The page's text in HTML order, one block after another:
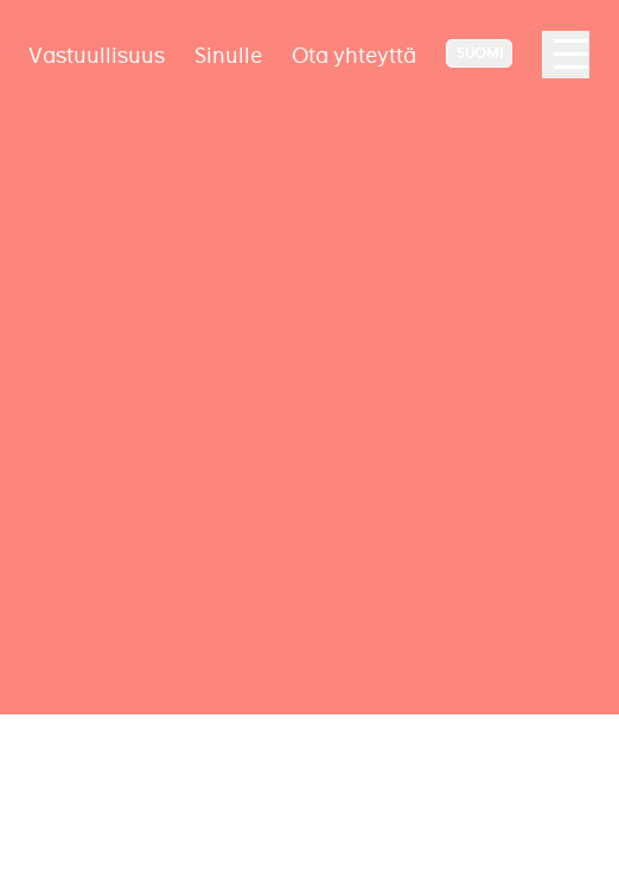
Vastuullisuus Sinulle Ota yhteyttä